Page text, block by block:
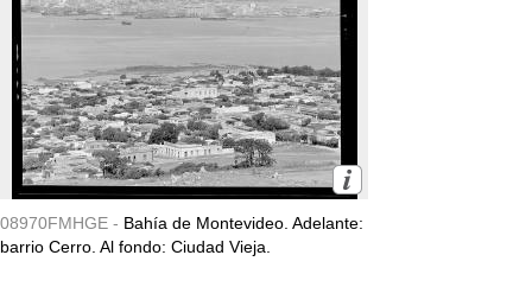
08970FMHGE - Bahía de Montevideo. Adelante:
barrio Cerro. Al fondo: Ciudad Vieja.